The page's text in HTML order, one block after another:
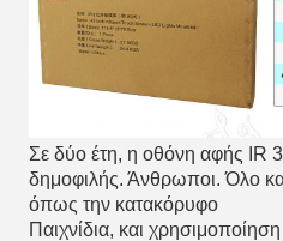
Σε δύο έτη, η οθόνη αφής IR
δημοφιλής. Άνθρωποι. Όλο
όπως την κατακόρυφο
Παιχνίδια, και